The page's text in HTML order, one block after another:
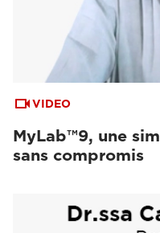
VIDEO
MyLab™9, une
sans compromis